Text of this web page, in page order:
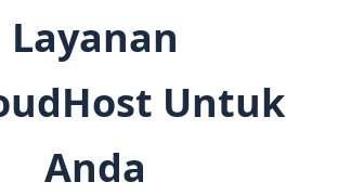
Layanan
Untuk
Anda